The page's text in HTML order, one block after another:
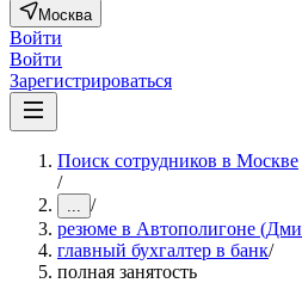
Москва
Войти
Войти
Зарегистрироваться
Поиск сотрудников в Москве
/
... /
резюме в Автополигоне
главный бухгалтер в банк/
полная занятость